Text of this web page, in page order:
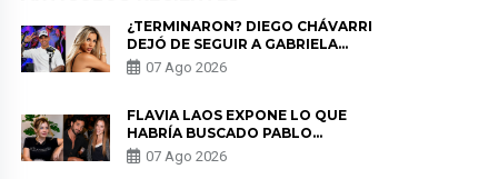
¿TERMINARON? DIEGO CHÁVARRI
DEJÓ DE SEGUIR A GABRIELA
HERRERA Y ANUNCIA SU SALIDA
DE PÓDCAST
07 Ago 2026
FLAVIA LAOS EXPONE LO QUE
HABRÍA BUSCADO PABLO
HEREDIA CON ALE FULLER: “UNA
DE LAS PARTES QUERÍA EL
07 Ago 2026